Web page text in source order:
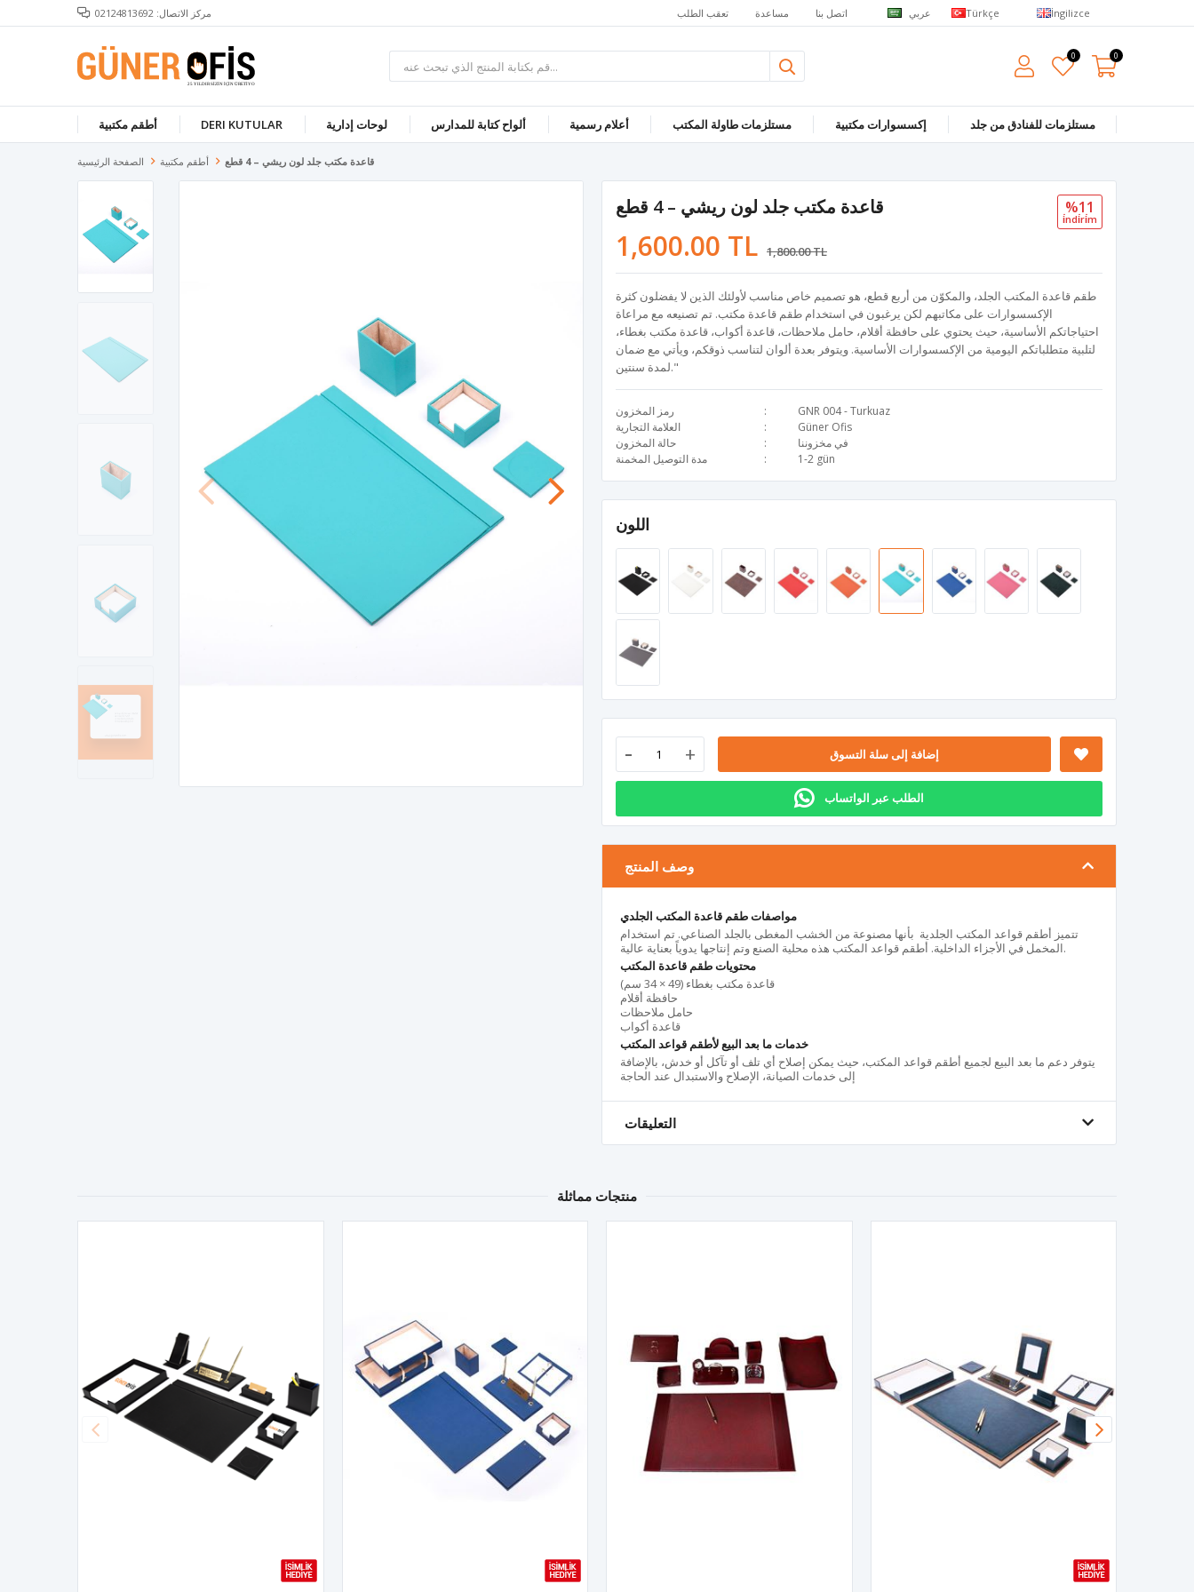
مركز الاتصال: 02124813692 تعقب الطلب مساعدة اتصل بنا عربي Türkçe İngilizce
0 0
أطقم مكتبية DERI KUTULAR لوحات إدارية ألواح كتابة للمدارس أعلام رسمية مستلزمات طاولة المكتب إكسسوارات مكتبية مستلزمات للفنادق من جلد
الصفحة الرئيسية أطقم مكتبية قاعدة مكتب جلد لون ريشي – 4 قطع
قاعدة مكتب جلد لون ريشي – 4 قطع
1,600.00 TL 1,800.00 TL
%11
i̇ndi̇ri̇m
طقم قاعدة المكتب الجلد، والمكوّن من أربع قطع، هو تصميم خاص مناسب لأولئك الذين لا يفضلون كثرة
الإكسسوارات على مكاتبهم لكن يرغبون في استخدام طقم قاعدة مكتب. تم تصنيعه مع مراعاة
احتياجاتكم الأساسية، حيث يحتوي على حافظة أقلام، حامل ملاحظات، قاعدة أكواب، قاعدة مكتب بغطاء،
لتلبية متطلباتكم اليومية من الإكسسوارات الأساسية. ويتوفر بعدة ألوان لتناسب ذوقكم، ويأتي مع ضمان
لمدة سنتين."
رمز المخزون
GNR 004 - Turkuaz
العلامة التجارية
Güner Ofis
حالة المخزون
في مخزوننا
مدة التوصيل المخمنة
1-2 gün
اللون
- + إضافة إلى سلة التسوق
الطلب عبر الواتساب
وصف المنتج
مواصفات طقم قاعدة المكتب الجلدي
تتميز أطقم قواعد المكتب الجلدية بأنها مصنوعة من الخشب المغطى بالجلد الصناعي. تم استخدام
المخمل في الأجزاء الداخلية. أطقم قواعد المكتب هذه محلية الصنع وتم إنتاجها يدوياً بعناية عالية.
محتويات طقم قاعدة المكتب
قاعدة مكتب بغطاء (49 × 34 سم)
حافظة أقلام
حامل ملاحظات
قاعدة أكواب
خدمات ما بعد البيع لأطقم قواعد المكتب
يتوفر دعم ما بعد البيع لجميع أطقم قواعد المكتب، حيث يمكن إصلاح أي تلف أو تآكل أو خدش، بالإضافة
إلى خدمات الصيانة، الإصلاح والاستبدال عند الحاجة
التعليقات
منتجات مماثلة